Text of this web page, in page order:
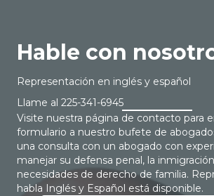
Hable con
Representación en inglés y español
Llame al 225-341-6945
Visite nuestra página de contacto para
formulario a nuestro bufete de
una consulta con un abogado con
manejar su defensa penal, la
necesidades de derecho de familia.
habla Inglés y Español está disponible.